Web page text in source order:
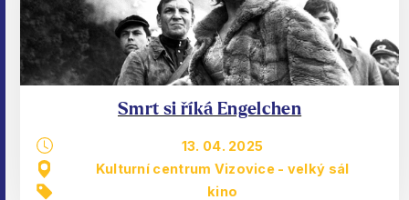
Smrt si říká Engelchen
13. 04. 2025
Kulturní centrum Vizovice - velký sál
kino